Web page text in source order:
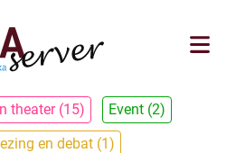
theater (15)
Event (2)
en debat (1)